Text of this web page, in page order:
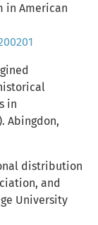
in American
in
Abingdon,
distribution
and
University